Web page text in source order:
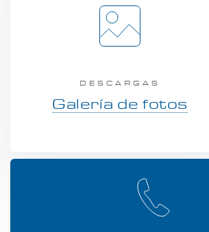
DESCARGAS
Galería de fotos